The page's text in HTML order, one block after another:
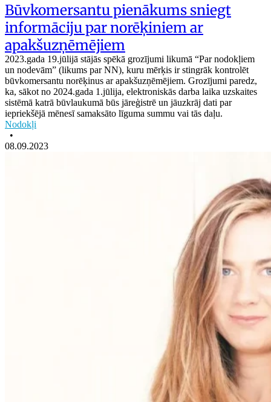
Būvkomersantu pienākums sniegt
informāciju par norēķiniem ar
apakšuzņēmējiem
2023.gada 19.jūlijā stājās spēkā grozījumi likumā “Par nodokļiem
un nodevām” (likums par NN), kuru mērķis ir stingrāk kontrolēt
būvkomersantu norēķinus ar apakšuzņēmējiem. Grozījumi paredz,
ka, sākot no 2024.gada 1.jūlija, elektroniskās darba laika uzskaites
sistēmā katrā būvlaukumā būs jāreģistrē un jāuzkrāj dati par
iepriekšējā mēnesī samaksāto līguma summu vai tās daļu.
Nodokļi
•
08.09.2023